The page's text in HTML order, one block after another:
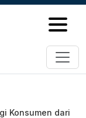
Konsumen dari